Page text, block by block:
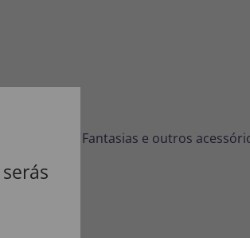
festivos. Fantasias e outros